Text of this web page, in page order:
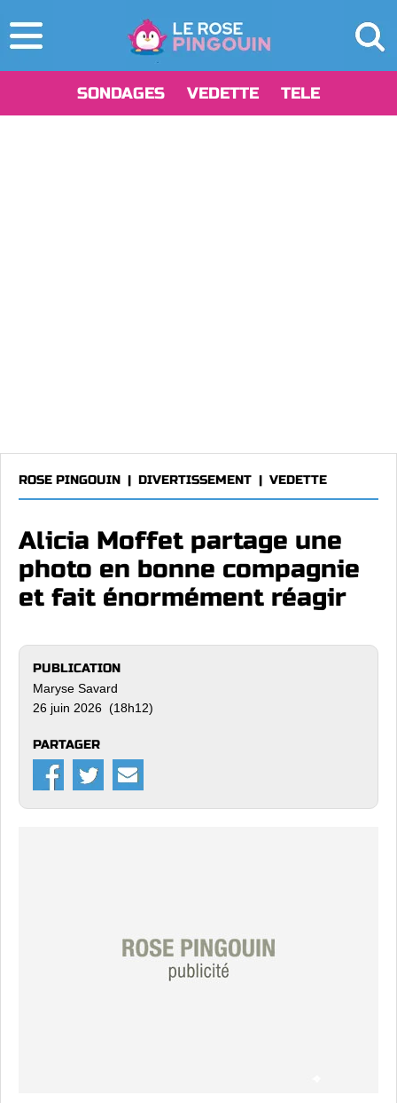
SONDAGES VEDETTE TELE
ROSE PINGOUIN | DIVERTISSEMENT | VEDETTE
Alicia Moffet partage une
photo en bonne compagnie
et fait énormément réagir
PUBLICATION
Maryse Savard
26 juin 2026 (18h12)
PARTAGER